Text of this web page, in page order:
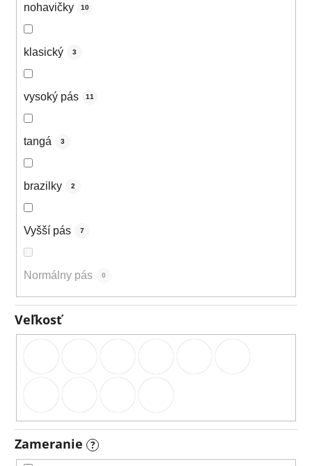
nohavičky 10
klasický 3
vysoký pás 11
tangá 3
brazilky 2
Vyšší pás 7
Normálny pás 0
Veľkosť
Zameranie ?